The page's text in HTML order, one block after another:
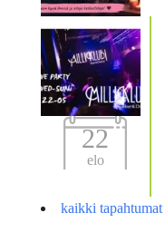
22
elo
kaikki tapahtumat